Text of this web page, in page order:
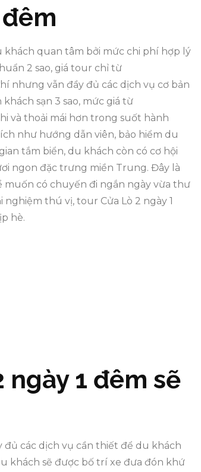
khách quan tâm bởi mức chi phí hợp lý
2 sao, giá tour chỉ từ
nhưng vẫn đầy đủ các dịch vụ cơ bản
sạn 3 sao, mức giá từ
và thoải mái hơn trong suốt hành
như hướng dẫn viên, bảo hiểm du
tắm biển, du khách còn có cơ hội
ngon đặc trưng miền Trung. Đây là
muốn có chuyến đi ngắn ngày vừa thư
thú vị, tour Cửa Lò 2 ngày 1
hè.
ngày 1 đêm sẽ
đủ các dịch vụ cần thiết để du khách
khách sẽ được bố trí xe đưa đón khứ